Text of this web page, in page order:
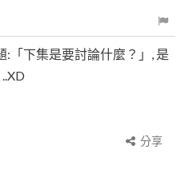
:「下集是要討論什麼？」, 是
分享